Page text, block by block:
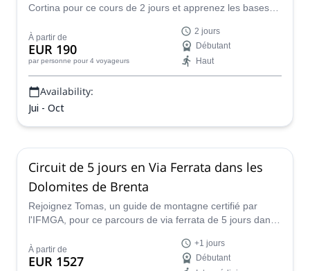
Cortina pour ce cours de 2 jours et apprenez les bases
Dolomites.
À partir de
EUR 190
par personne pour 4 voyageurs
2 jours
Débutant
Haut
Availability:
Jui - Oct
Circuit de 5 jours en Via Ferrata dans les
Dolomites de Brenta
Rejoignez Tomas, un guide de montagne certifié par
l'IFMGA, pour ce parcours de via ferrata de 5 jours dans
de l'escalade d'une manière plus simple.
À partir de
EUR 1527
+1 jours
Débutant